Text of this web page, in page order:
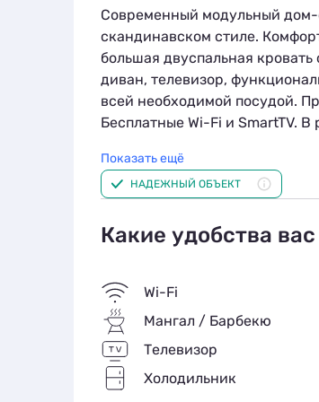
Современный модульный дом-
скандинавском стиле.
большая двуспальная
диван, телевизор,
всей необходимой посудой.
Бесплатные Wi-Fi и SmartTV.
мебелью.
Показать ещё
НАДЕЖНЫЙ ОБЪЕКТ
Какие удобства
Wi-Fi
Мангал / Барбекю
Телевизор
Холодильник